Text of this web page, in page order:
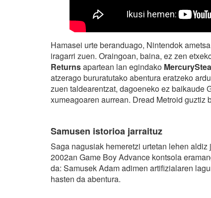
Hamasei urte beranduago, Nintendok
iragarri zuen. Oraingoan, baina, ez zen
Returnsapartean lan egindako
atzerago bururatutako abentura eratzeko
zuen taldearentzat, dagoeneko ez baikaude
xumeagoaren aurrean. Dread Metroid guztiz
Samusen istorioa jarraituz
Saga nagusiak hemeretzi urtetan lehen
2002an Game Boy Advance kontsola
da: Samusek Adam adimen artifizialaren
hasten da abentura.